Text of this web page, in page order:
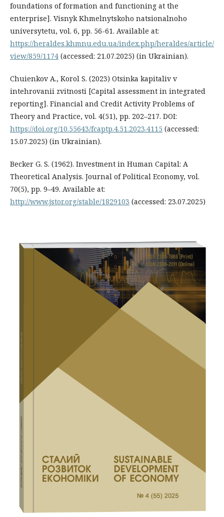
foundations of formation and functioning at the
enterprise]. Visnyk Khmelnytskoho natsionalnoho
universytetu, vol. 6, pp. 56-61. Available at:
https://heraldes.khmnu.edu.ua/index.php/heraldes/article/
view/859/1174 (accessed: 21.07.2025) (in Ukrainian).
Chuienkov A., Korol S. (2023) Otsinka kapitaliv v
intehrovanii zvitnosti [Capital assessment in integrated
reporting]. Financial and Credit Activity Problems of
Theory and Practice, vol. 4(51), pp. 202–217. DOI:
https://doi.org/10.55643/fcaptp.4.51.2023.4115 (accessed:
15.07.2025) (in Ukrainian).
Becker G. S. (1962). Investment in Human Capital: A
Theoretical Analysis. Journal of Political Economy, vol.
70(5), pp. 9–49. Available at:
http://www.jstor.org/stable/1829103 (accessed: 23.07.2025)